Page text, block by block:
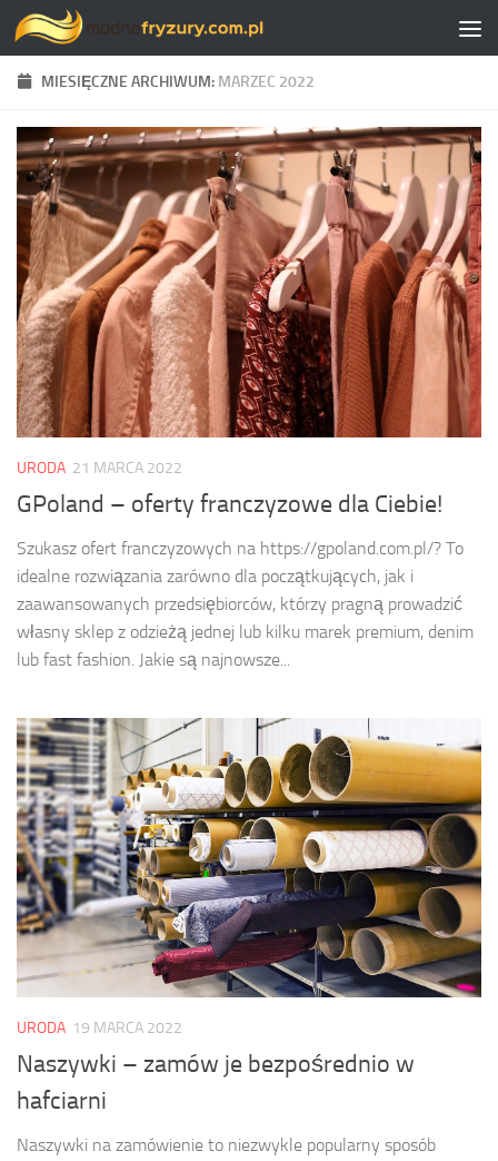
Skip to content
MIESIĘCZNE ARCHIWUM: MARZEC 2022
URODA 21 MARCA 2022
GPoland – oferty franczyzowe dla Ciebie!
Szukasz ofert franczyzowych na https://gpoland.com.pl/? To
idealne rozwiązania zarówno dla początkujących, jak i
zaawansowanych przedsiębiorców, którzy pragną prowadzić
własny sklep z odzieżą jednej lub kilku marek premium, denim
lub fast fashion. Jakie są najnowsze...
URODA 19 MARCA 2022
Naszywki – zamów je bezpośrednio w
hafciarni
Naszywki na zamówienie to niezwykle popularny sposób